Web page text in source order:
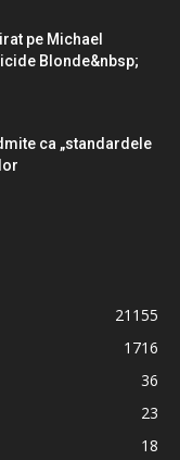
pe Michael
Blonde&nbsp;
ca „standardele
21155
1716
36
23
18